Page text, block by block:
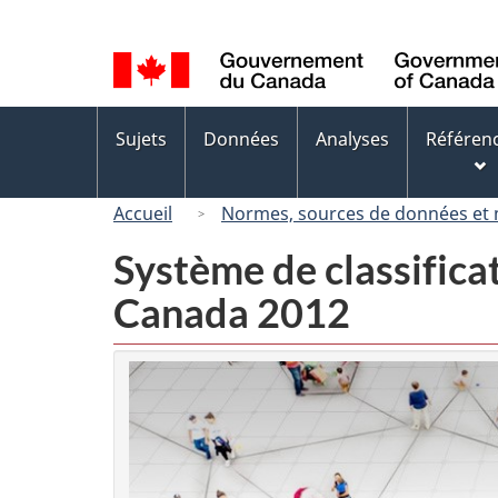
de
la
langue
des
Sujets Données Analyses
Accueil Normes, sources de données et
Système de
Canada 2012